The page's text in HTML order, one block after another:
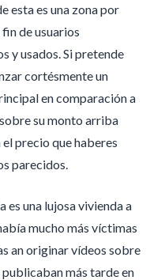
esta es una zona por
de usuarios
y usados. Si pretende
cortésmente un
en comparación a
su monto arriba
precio que haberes
parecidos.
es una lujosa vivienda a
mucho más víctimas
an originar vídeos sobre
más tarde en